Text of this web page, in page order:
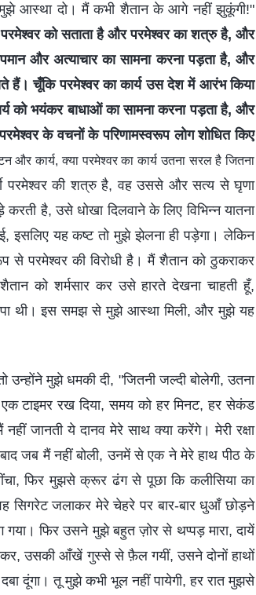
मुझे आस्था दो। मैं कभी शैतान के आगे नहीं झुकूंगी!"
को सताता है और परमेश्वर का शत्रु है, और
और अत्याचार का सामना करना पड़ता है, और
हैं। चूँकि परमेश्वर का कार्य उस देश में आरंभ किया
को भयंकर बाधाओं का सामना करना पड़ता है, और
के वचनों के परिणामस्वरूप लोग शोधित किए
कार्य, क्या परमेश्वर का कार्य उतना सरल है जितना
परमेश्वर की शत्रु है, वह उससे और सत्य से घृणा
है, उसे धोखा दिलवाने के लिए विभिन्न यातना
यह कष्ट तो मुझे झेलना ही पड़ेगा। लेकिन
से परमेश्वर की विरोधी है। मैं शैतान को ठुकराकर
को शर्मसार कर उसे हारते देखना चाहती हूँ,
थी। इस समझ से मुझे आस्था मिली, और मुझे यह
मुझे धमकी दी, "जितनी जल्दी बोलेगी, उतना
टाइमर रख दिया, समय को हर मिनट, हर सेकंड
जानती ये दानव मेरे साथ क्या करेंगे। मेरी रक्षा
जब मैं नहीं बोली, उनमें से एक ने मेरे हाथ पीठ के
फिर मुझसे क्रूर ढंग से पूछा कि कलीसिया का
जलाकर मेरे चेहरे पर बार-बार धुआँ छोड़ने
फिर उसने मुझे बहुत ज़ोर से थप्पड़ मारा, दायें
उसकी आँखें गुस्से से फ़ैल गयीं, उसने दोनों हाथों
दबा दूंगा। तू मुझे कभी भूल नहीं पायेगी, हर रात मुझसे